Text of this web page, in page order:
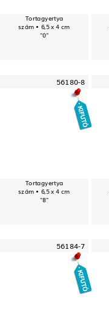
Tortagyertya
szám • 6,5 x 4 cm
"0"
56180-8
Tortagyertya
szám • 6,5 x 4 cm
"8"
56184-7